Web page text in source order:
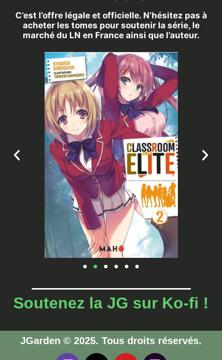
C’est l’offre légale et officielle. N’hésitez pas à
acheter les tomes pour soutenir la série, le
marché du LN en France ainsi que l’auteur.
Soutenez la JG sur Ko-fi !
JGarden © 2025. Tous droits réservés.